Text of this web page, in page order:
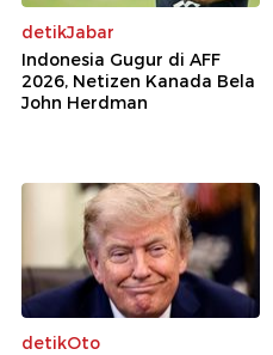
detikJabar
Indonesia Gugur di AFF
2026, Netizen Kanada Bela
John Herdman
detikOto